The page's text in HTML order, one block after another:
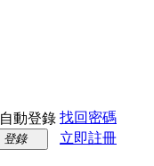
自動登錄 找回密碼
登錄
立即註冊